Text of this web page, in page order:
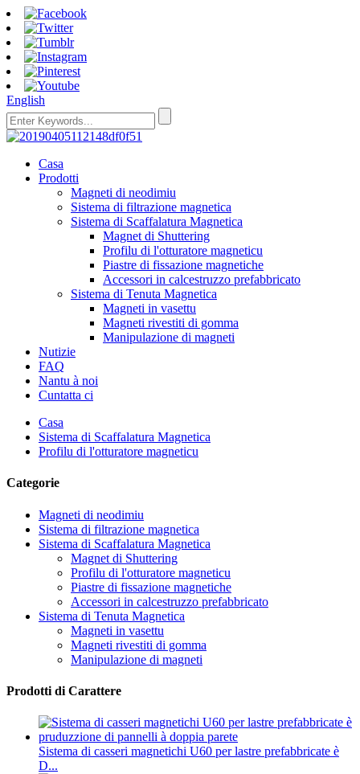
English
Casa
Prodotti
Magneti di neodimiu
Sistema di filtrazione magnetica
Sistema di Scaffalatura Magnetica
Magnet di Shuttering
Profilu di l'otturatore magneticu
Piastre di fissazione magnetiche
Accessori in calcestruzzo prefabbricato
Sistema di Tenuta Magnetica
Magneti in vasettu
Magneti rivestiti di gomma
Manipulazione di magneti
Nutizie
FAQ
Nantu à noi
Cuntatta ci
Casa
Sistema di Scaffalatura Magnetica
Profilu di l'otturatore magneticu
Categorie
Magneti di neodimiu
Sistema di filtrazione magnetica
Sistema di Scaffalatura Magnetica
Magnet di Shuttering
Profilu di l'otturatore magneticu
Piastre di fissazione magnetiche
Accessori in calcestruzzo prefabbricato
Sistema di Tenuta Magnetica
Magneti in vasettu
Magneti rivestiti di gomma
Manipulazione di magneti
Prodotti di Carattere
Sistema di casseri magnetichi U60 per lastre prefabbricate è
D...